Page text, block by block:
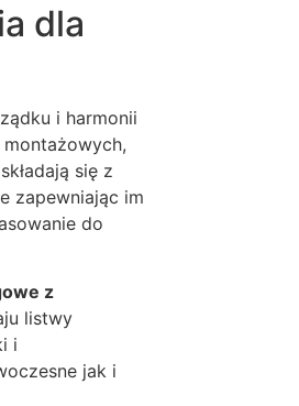
dla
i harmonii
się z
zapewniając im
do
z
listwy
i
jak i